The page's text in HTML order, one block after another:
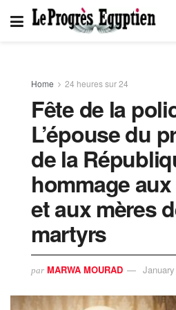
Home 24 heures sur 24
Fête de la
L’épouse du
de la
hommage
et aux mères
martyrs
par MARWA MOURAD